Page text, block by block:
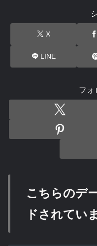
X
LINE
フォ
こちらのデ
ドされてい